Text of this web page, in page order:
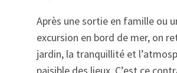
Après une sortie en famille ou
excursion en bord de mer, on
jardin, la tranquillité et
paisible des lieux. C’est ce